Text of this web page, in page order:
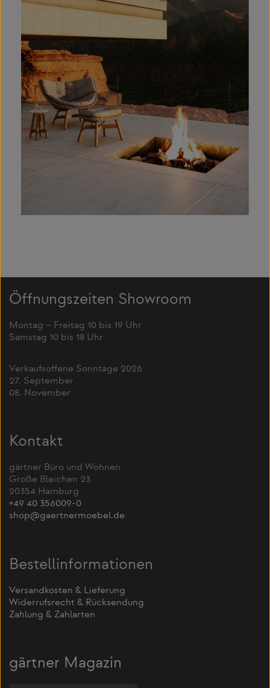
Öffnungszeiten Showroom
Montag – Freitag 10 bis 19 Uhr
Samstag 10 bis 18 Uhr
Verkaufsoffene Sonntage 2026
27. September
08. November
Kontakt
gärtner Büro und Wohnen
Große Bleichen 23
20354 Hamburg
+49 40 356009-0
shop@gaertnermoebel.de
Bestellinformationen
Versandkosten & Lieferung
Widerrufsrecht & Rücksendung
Zahlung & Zahlarten
gärtner Magazin